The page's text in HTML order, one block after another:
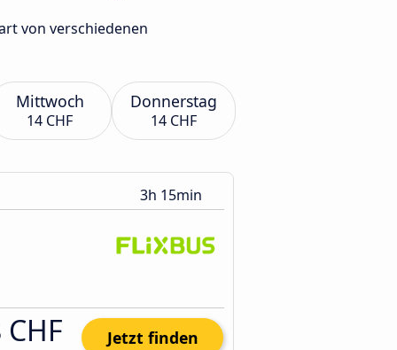
von verschiedenen
Mittwoch
14 CHF
Donnerstag
14 CHF
3h 15min
CHF Jetzt finden